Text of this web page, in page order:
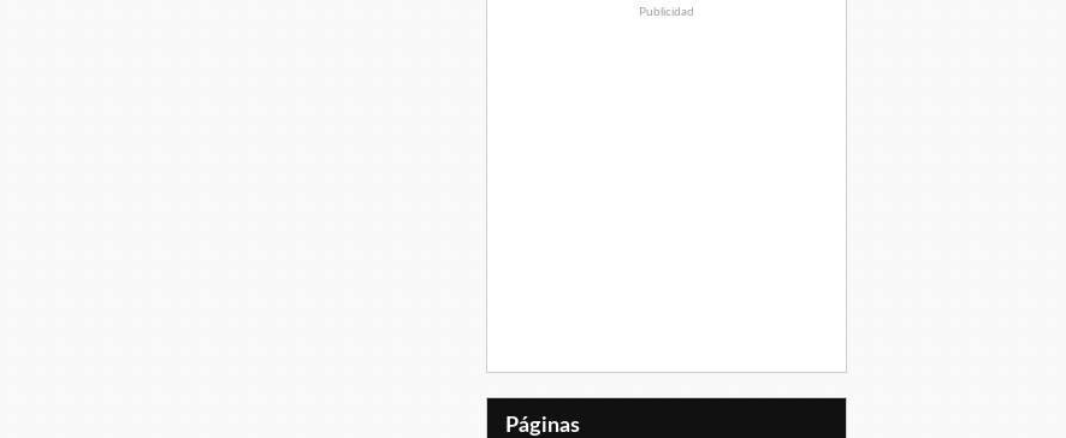
Publicidad
Páginas